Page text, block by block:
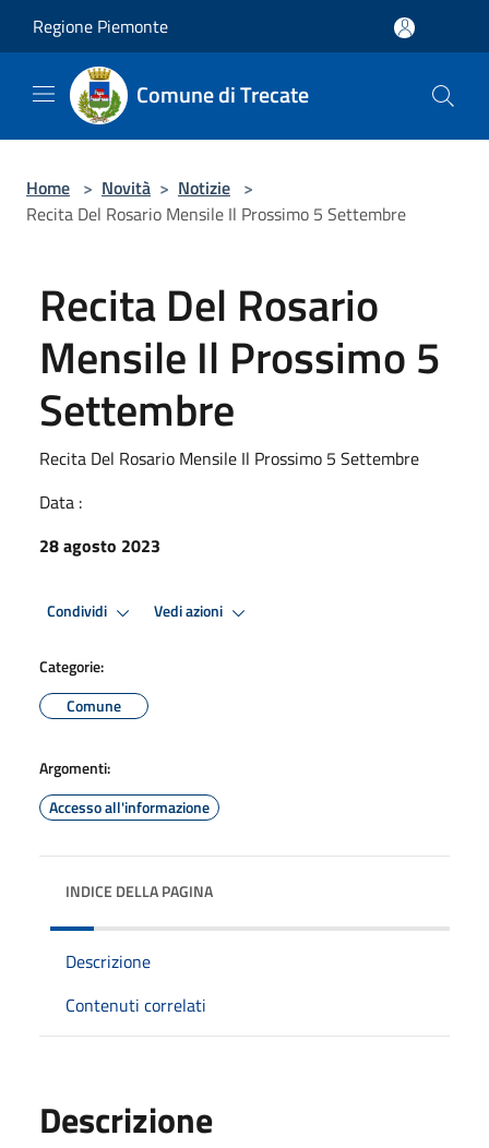
Regione Piemonte
Comune di Trecate
Home > Novità > Notizie >
Recita Del Rosario Mensile Il Prossimo 5 Settembre
Recita Del Rosario
Mensile Il Prossimo 5
Settembre
Recita Del Rosario Mensile Il Prossimo 5 Settembre
Data :
28 agosto 2023
Condividi Vedi azioni
Categorie:
Comune
Argomenti:
Accesso all'informazione
INDICE DELLA PAGINA
Descrizione
Contenuti correlati
Descrizione